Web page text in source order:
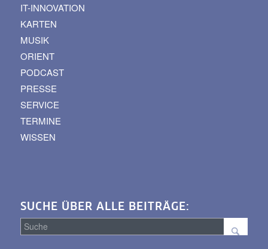
IT-INNOVATION
KARTEN
MUSIK
ORIENT
PODCAST
PRESSE
SERVICE
TERMINE
WISSEN
SUCHE ÜBER ALLE BEITRÄGE: